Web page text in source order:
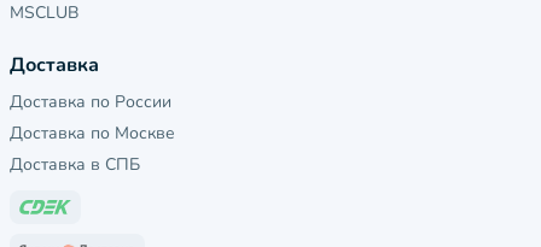
MSCLUB
Доставка
Доставка по России
Доставка по Москве
Доставка в СПБ